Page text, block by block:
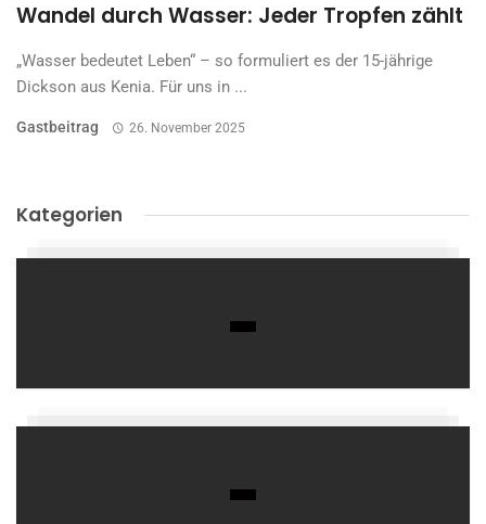
Wandel durch Wasser: Jeder Tropfen zählt
„Wasser bedeutet Leben“ – so formuliert es der 15-jährige
Dickson aus Kenia. Für uns in ...
Gastbeitrag 26. November 2025
Kategorien